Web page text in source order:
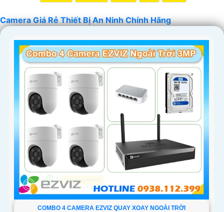
Camera Giá Rẻ Thiết Bị An Ninh Chính Hãng
COMBO 4 CAMERA EZVIZ QUAY XOAY NGOÀI TRỜI